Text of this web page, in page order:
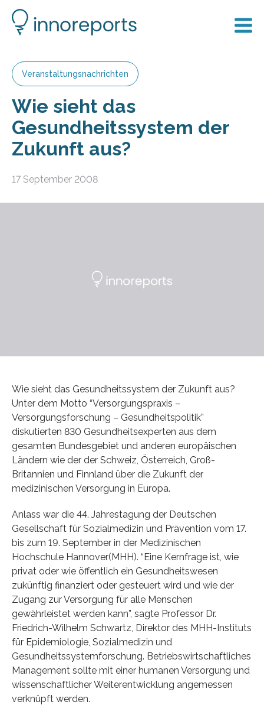
Veranstaltungsnachrichten
Wie sieht das
Gesundheitssystem der
Zukunft aus?
17 September 2008
Wie sieht das Gesundheitssystem der Zukunft aus?
Unter dem Motto “Versorgungspraxis –
Versorgungsforschung – Gesundheitspolitik”
diskutierten 830 Gesundheitsexperten aus dem
gesamten Bundesgebiet und anderen europäischen
Ländern wie der der Schweiz, Österreich, Groß-
Britannien und Finnland über die Zukunft der
medizinischen Versorgung in Europa.
Anlass war die 44. Jahrestagung der Deutschen
Gesellschaft für Sozialmedizin und Prävention vom 17.
bis zum 19. September in der Medizinischen
Hochschule Hannover(MHH). “Eine Kernfrage ist, wie
privat oder wie öffentlich ein Gesundheitswesen
zukünftig finanziert oder gesteuert wird und wie der
Zugang zur Versorgung für alle Menschen
gewährleistet werden kann”, sagte Professor Dr.
Friedrich-Wilhelm Schwartz, Direktor des MHH-Instituts
für Epidemiologie, Sozialmedizin und
Gesundheitssystemforschung. Betriebswirtschaftliches
Management sollte mit einer humanen Versorgung und
wissenschaftlicher Weiterentwicklung angemessen
verknüpft werden.